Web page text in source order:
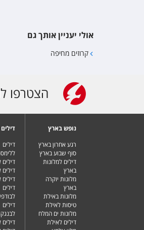
אולי יעניין אותך גם
קרוזים מחיפה
הצטרפו
נופש בארץ
רגע אחרון בארץ
סוף שבוע בארץ
דילים למלונות
בארץ
מלונות יוקרה
בארץ
מלונות באילת
טיסות לאילת
מלונות ים המלח
דילים לאילת
דילים
דילים
דילים
דילים
דילים
דילים